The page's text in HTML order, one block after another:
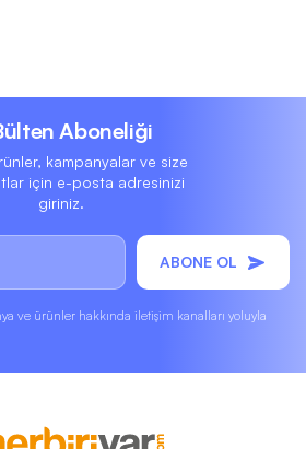
Aboneliği
kampanyalar ve size
için e-posta adresinizi
giriniz.
ABONE OL
ve ürünler hakkında iletişim kanalları yoluyla